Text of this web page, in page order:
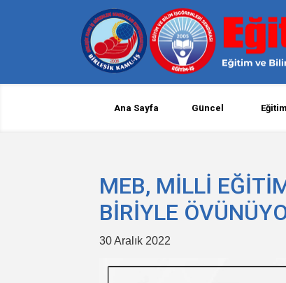
Ana Sayfa Güncel
MEB, MİLLİ
BİRİYLE
30 Aralık 2022